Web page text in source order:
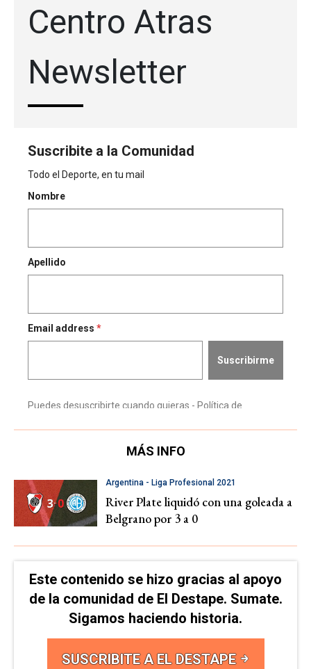
MÁS INFO
Argentina - Liga Profesional 2021
River Plate liquidó con una goleada a
Belgrano por 3 a 0
Este contenido se hizo gracias al apoyo
de la comunidad de El Destape. Sumate.
Sigamos haciendo historia.
SUSCRIBITE A EL DESTAPE